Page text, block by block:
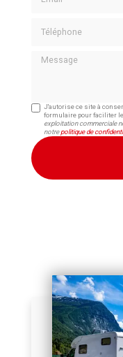
Message
J'autorise ce site à
formulaire pour faciliter
exploitation commerciale
notrepolitique de